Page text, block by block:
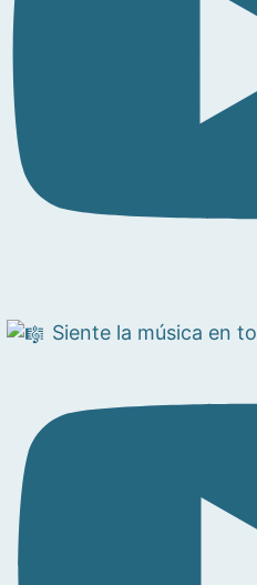
Siente la música en